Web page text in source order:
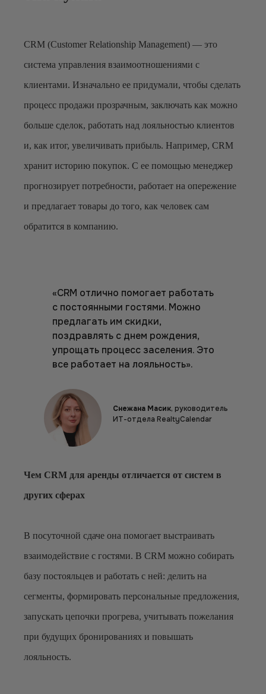
CRM (Customer Relationship Management) — это
система управления взаимоотношениями с
клиентами. Изначально ее придумали, чтобы сделать
процесс продажи прозрачным, заключать как можно
больше сделок, работать над лояльностью клиентов
и, как итог, увеличивать прибыль. Например, CRM
хранит историю покупок. С ее помощью менеджер
прогнозирует потребности, работает на опережение
и предлагает товары до того, как человек сам
обратится в компанию.
Снежана Масик, руководитель
ИТ-отдела RealtyCalendar
«CRM отлично помогает работать
с постоянными гостями. Можно
предлагать им скидки,
поздравлять с днем рождения,
упрощать процесс заселения. Это
все работает на лояльность».
Чем CRM для аренды отличается от систем в
других сферах
В посуточной сдаче она помогает выстраивать
взаимодействие с гостями. В CRM можно собирать
базу постояльцев и работать с ней: делить на
сегменты, формировать персональные предложения,
запускать цепочки прогрева, учитывать пожелания
при будущих бронированиях и повышать
лояльность.